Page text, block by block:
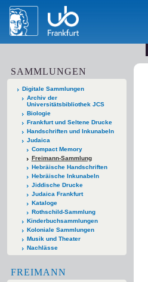
SAMMLUNGEN
Digitale Sammlungen
Archiv der
Universitätsbibliothek JCS
Biologie
Frankfurt und Seltene Drucke
Handschriften und Inkunabeln
Judaica
Compact Memory
Freimann-Sammlung
Hebräische Handschriften
Hebräische Inkunabeln
Jiddische Drucke
Judaica Frankfurt
Kataloge
Rothschild-Sammlung
Kinderbuchsammlungen
Koloniale Sammlungen
Musik und Theater
Nachlässe
FREIMANN